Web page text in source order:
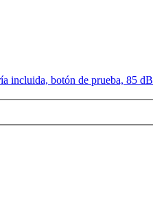
incluida, botón de prueba, 85 dB